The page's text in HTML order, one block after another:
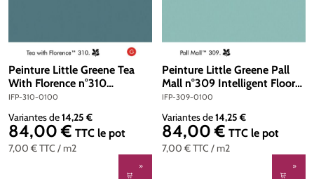
Peinture Little Greene Tea
With Florence n°310
Intelligent Floor Paint 1 litre
IFP-310-0100
7,00 €TTC / m2
Variantes de14,25 €
Prix régulier :
84,00 € TTC le pot
Peinture Little Greene Pall
Mall n°309 Intelligent Floor
Paint 1 litre
IFP-309-0100
7,00 €TTC / m2
Variantes de14,25 €
Prix régulier :
84,00 € TTC le pot